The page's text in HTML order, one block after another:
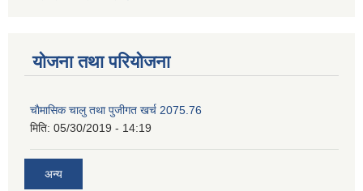
योजना तथा परियोजना
चाैमासिक चालु तथा पुजीगत खर्च 2075.76
मिति: 05/30/2019 - 14:19
अन्य